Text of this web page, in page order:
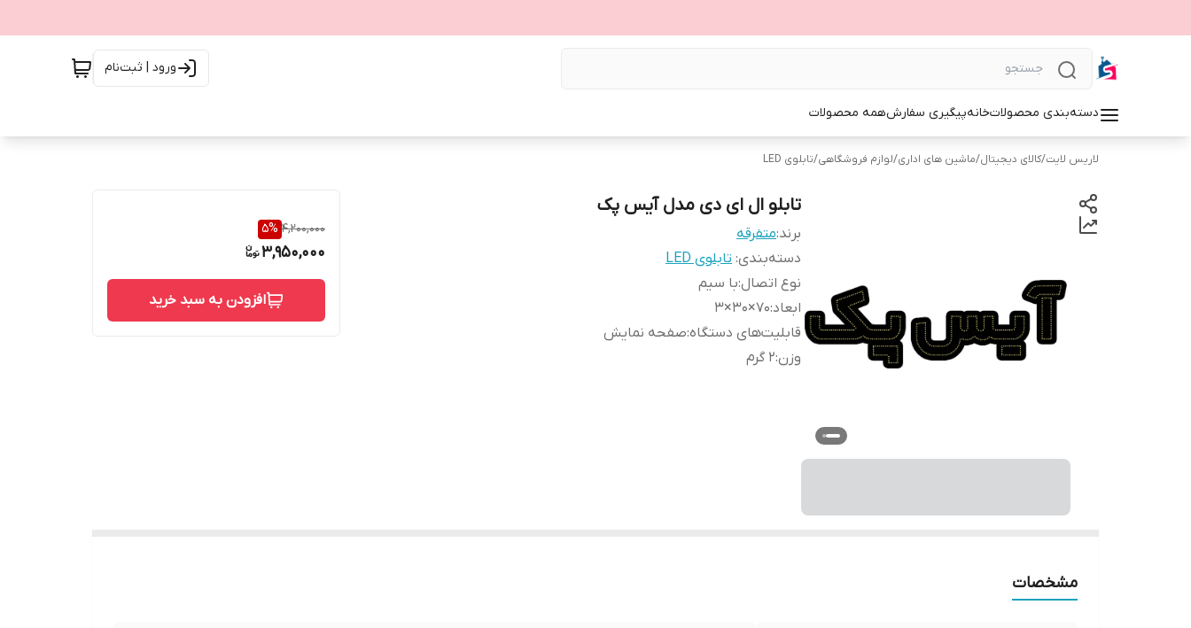
ورود | ثبت‌نام
دسته‌بندی محصولاتخانهپیگیری سفارشهمه محصولات
لاریس لایت/کالای دیجیتال/ماشین های اداری/لوازم فروشگاهی/تابلوی LED
تابلو ال ای دی مدل آیس پک
برند:متفرقه
دسته‌بندی: تابلوی LED
نوع اتصال:با سیم
ابعاد:
70×30×3
قابلیت‌های دستگاه:صفحه نمایش
وزن:2 گرم
4,200,000
5%
3,950,000
افزودن به سبد خرید
مشخصات